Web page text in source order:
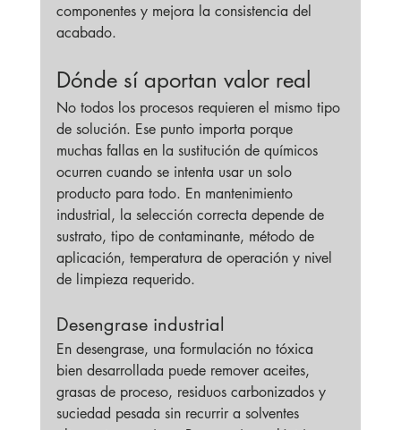
componentes y mejora la consistencia del
acabado.
Dónde sí aportan valor real
No todos los procesos requieren el mismo tipo
de solución. Ese punto importa porque
muchas fallas en la sustitución de químicos
ocurren cuando se intenta usar un solo
producto para todo. En mantenimiento
industrial, la selección correcta depende de
sustrato, tipo de contaminante, método de
aplicación, temperatura de operación y nivel
de limpieza requerido.
Desengrase industrial
En desengrase, una formulación no tóxica
bien desarrollada puede remover aceites,
grasas de proceso, residuos carbonizados y
suciedad pesada sin recurrir a solventes